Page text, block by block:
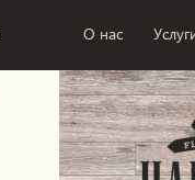
О нас